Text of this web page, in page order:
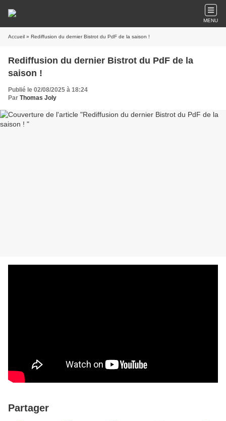
MENU
Accueil » Rediffusion du dernier Bistrot du PdF de la saison !
Rediffusion du dernier Bistrot du PdF de la
saison !
Publié le 02/08/2025 à 18:24
Par Thomas Joly
Partager